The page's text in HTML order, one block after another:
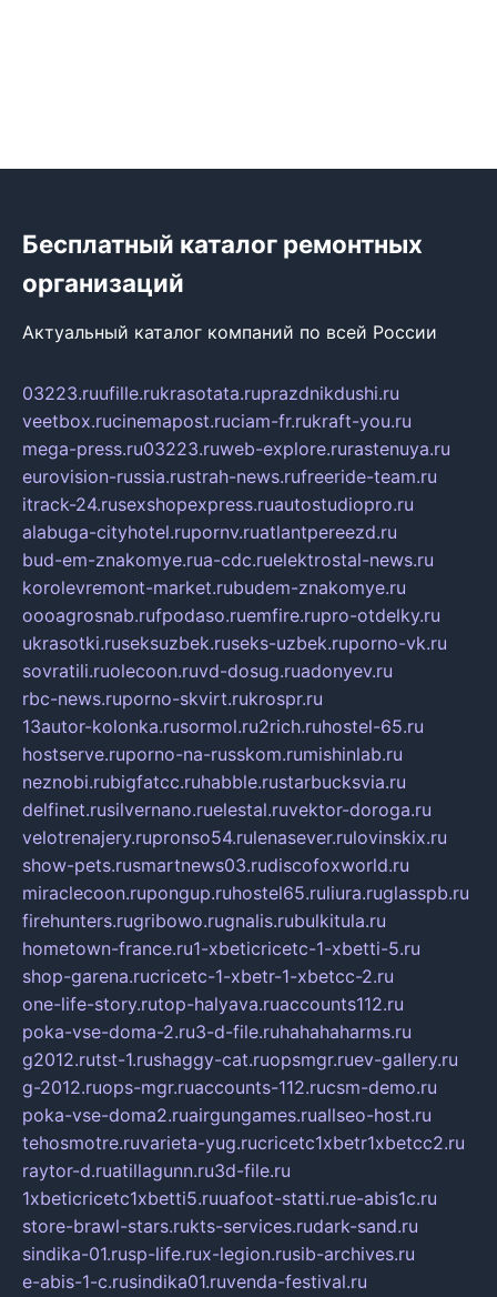
Бесплатный каталог ремонтных
организаций
Актуальный каталог компаний по всей России
03223.ruufille.rukrasotata.ruprazdnikdushi.ru
veetbox.rucinemapost.ruciam-fr.rukraft-you.ru
mega-press.ru03223.ruweb-explore.rurastenuya.ru
eurovision-russia.rustrah-news.rufreeride-team.ru
itrack-24.rusexshopexpress.ruautostudiopro.ru
alabuga-cityhotel.rupornv.ruatlantpereezd.ru
bud-em-znakomye.rua-cdc.ruelektrostal-news.ru
korolevremont-market.rubudem-znakomye.ru
oooagrosnab.rufpodaso.ruemfire.rupro-otdelky.ru
ukrasotki.ruseksuzbek.ruseks-uzbek.ruporno-vk.ru
sovratili.ruolecoon.ruvd-dosug.ruadonyev.ru
rbc-news.ruporno-skvirt.rukrospr.ru
13autor-kolonka.rusormol.ru2rich.ruhostel-65.ru
hostserve.ruporno-na-russkom.rumishinlab.ru
neznobi.rubigfatcc.ruhabble.rustarbucksvia.ru
delfinet.rusilvernano.ruelestal.ruvektor-doroga.ru
velotrenajery.rupronso54.rulenasever.rulovinskix.ru
show-pets.rusmartnews03.rudiscofoxworld.ru
miraclecoon.rupongup.ruhostel65.ruliura.ruglasspb.ru
firehunters.rugribowo.rugnalis.rubulkitula.ru
hometown-france.ru1-xbeticricetc-1-xbetti-5.ru
shop-garena.rucricetc-1-xbetr-1-xbetcc-2.ru
one-life-story.rutop-halyava.ruaccounts112.ru
poka-vse-doma-2.ru3-d-file.ruhahahaharms.ru
g2012.rutst-1.rushaggy-cat.ruopsmgr.ruev-gallery.ru
g-2012.ruops-mgr.ruaccounts-112.rucsm-demo.ru
poka-vse-doma2.ruairgungames.ruallseo-host.ru
tehosmotre.ruvarieta-yug.rucricetc1xbetr1xbetcc2.ru
raytor-d.ruatillagunn.ru3d-file.ru
1xbeticricetc1xbetti5.ruuafoot-statti.rue-abis1c.ru
store-brawl-stars.rukts-services.rudark-sand.ru
sindika-01.rusp-life.rux-legion.rusib-archives.ru
e-abis-1-c.rusindika01.ruvenda-festival.ru